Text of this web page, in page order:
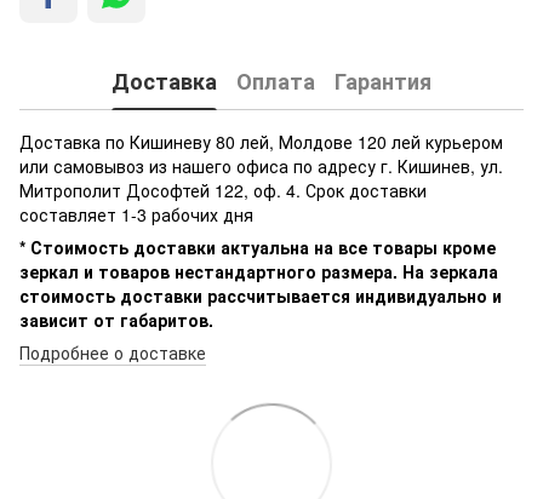
Доставка Оплата Гарантия
Доставка по Кишиневу 80 лей, Молдове 120 лей курьером
или самовывоз из нашего офиса по адресу г. Кишинев, ул.
Митрополит Дософтей 122, оф. 4. Срок доставки
составляет 1-3 рабочих дня
* Стоимость доставки актуальна на все товары кроме
зеркал и товаров нестандартного размера. На зеркала
стоимость доставки рассчитывается индивидуально и
зависит от габаритов.
Подробнее о доставке